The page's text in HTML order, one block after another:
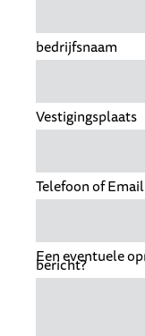
bedrijfsnaam
Vestigingsplaats
Telefoon of Email
Een eventuele
bericht?